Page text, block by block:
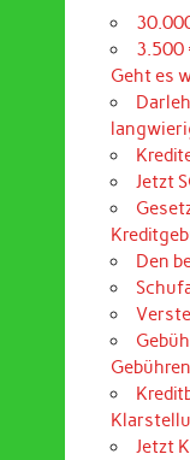
3.500
Geht es
Jetzt
Den
Jetzt